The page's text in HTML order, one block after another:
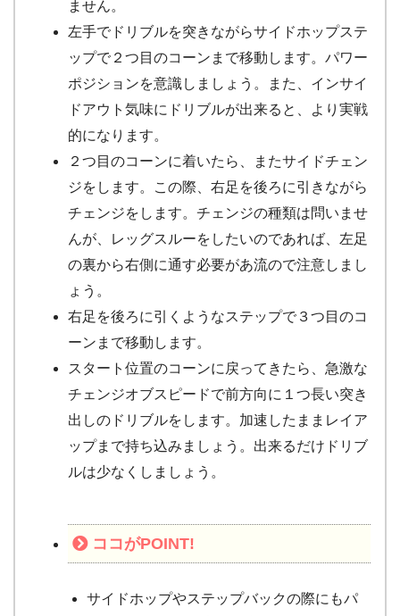
ません。
左手でドリブルを突きながらサイドホップステ
ップで２つ目のコーンまで移動します。パワー
ポジションを意識しましょう。また、インサイ
ドアウト気味にドリブルが出来ると、より実戦
的になります。
２つ目のコーンに着いたら、またサイドチェン
ジをします。この際、右足を後ろに引きながら
チェンジをします。チェンジの種類は問いませ
んが、レッグスルーをしたいのであれば、左足
の裏から右側に通す必要があ流ので注意しまし
ょう。
右足を後ろに引くようなステップで３つ目のコ
ーンまで移動します。
スタート位置のコーンに戻ってきたら、急激な
チェンジオブスピードで前方向に１つ長い突き
出しのドリブルをします。加速したままレイア
ップまで持ち込みましょう。出来るだけドリブ
ルは少なくしましょう。
ココがPOINT!
サイドホップやステップバックの際にもパ